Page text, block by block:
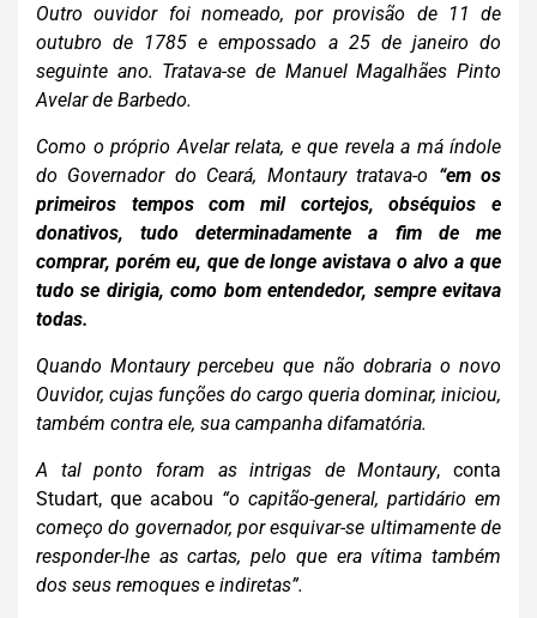
Outro ouvidor foi nomeado, por provisão de 11 de
outubro de 1785 e empossado a 25 de janeiro do
seguinte ano. Tratava-se de Manuel Magalhães Pinto
Avelar de Barbedo.
Como o próprio Avelar relata, e que revela a má índole
do Governador do Ceará, Montaury tratava-o “em os
primeiros tempos com mil cortejos, obséquios e
donativos, tudo determinadamente a fim de me
comprar, porém eu, que de longe avistava o alvo a que
tudo se dirigia, como bom entendedor, sempre evitava
todas.
Quando Montaury percebeu que não dobraria o novo
Ouvidor, cujas funções do cargo queria dominar, iniciou,
também contra ele, sua campanha difamatória.
A tal ponto foram as intrigas de Montaury, conta
Studart, que acabou “o capitão-general, partidário em
começo do governador, por esquivar-se ultimamente de
responder-lhe as cartas, pelo que era vítima também
dos seus remoques e indiretas”.